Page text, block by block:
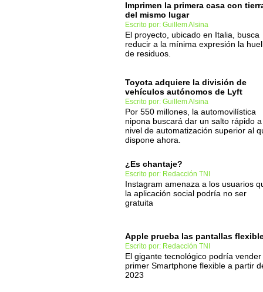
Imprimen la primera casa con
del mismo lugar
Escrito por: Guillem Alsina
El proyecto, ubicado en Italia, busca
reducir a la mínima expresión la
de residuos.
Toyota adquiere la división de
vehículos autónomos de Lyft
Escrito por: Guillem Alsina
Por 550 millones, la automovilística
nipona buscará dar un salto rápido
nivel de automatización superior al
dispone ahora.
¿Es chantaje?
Escrito por: Redacción TNI
Instagram amenaza a los usuarios
la aplicación social podría no ser
gratuita
Apple prueba las pantallas
Escrito por: Redacción TNI
El gigante tecnológico podría vender
primer Smartphone flexible a partir
2023